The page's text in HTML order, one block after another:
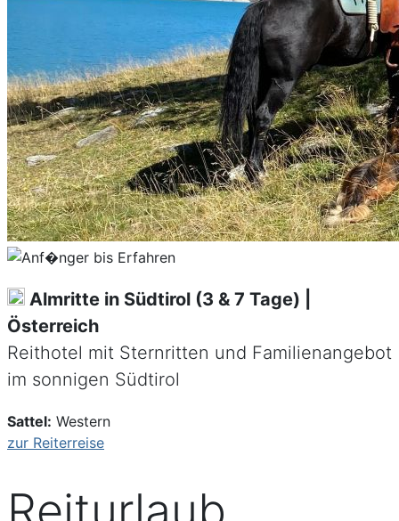
Almritte in Südtirol (3 & 7 Tage) |
Österreich
Reithotel mit Sternritten und Familienangebot
im sonnigen Südtirol
Sattel: Western
zur Reiterreise